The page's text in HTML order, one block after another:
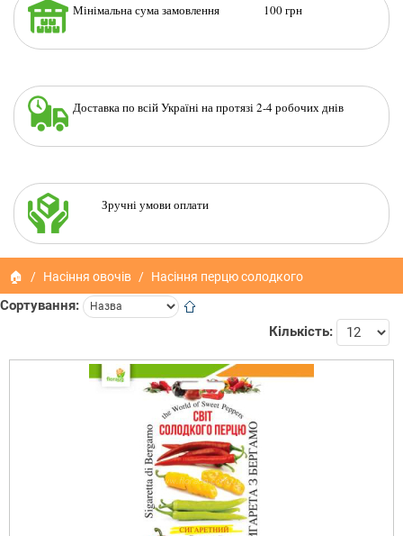
Мінімальна сума замовлення 100 грн
Доставка по всій Україні на протязі 2-4 робочих днів
Зручні умови оплати
🏠 Насіння овочів Насіння перцю солодкого
Сортування:
Кількість: